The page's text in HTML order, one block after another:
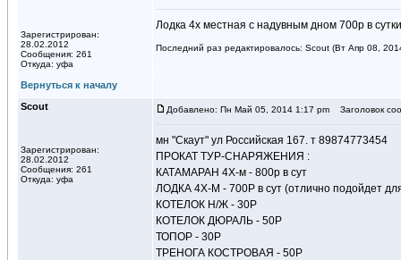
Зарегистрирован:
28.02.2012
Сообщения: 261
Откуда: уфа
Лодка 4х местная с надувным дном 700р в сутки
Последний раз редактировалось: Scout (Вт Апр 08,
Вернуться к началу
Scout
Зарегистрирован:
28.02.2012
Сообщения: 261
Откуда: уфа
Добавлено: Пн Май 05, 2014 1:17 pm Заголовок
мн "Скаут" ул Российская 167. т 89874773454
ПРОКАТ ТУР-СНАРЯЖЕНИЯ :
КАТАМАРАН 4Х-м - 800р в сут
ЛОДКА 4Х-М - 700Р в сут (отлично подойдет
КОТЕЛОК Н/Ж - 30Р
КОТЕЛОК ДЮРАЛЬ - 50Р
ТОПОР - 30Р
ТРЕНОГА КОСТРОВАЯ - 50Р